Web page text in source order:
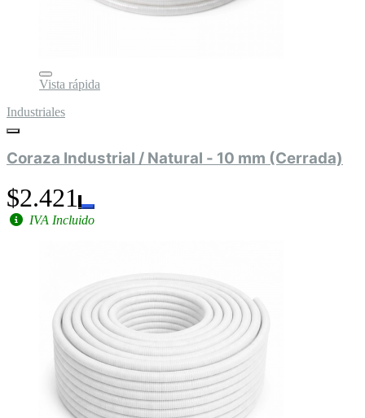
Vista rápida
Industriales
Coraza Industrial / Natural - 10 mm (Cerrada)
$2.421
IVA Incluido